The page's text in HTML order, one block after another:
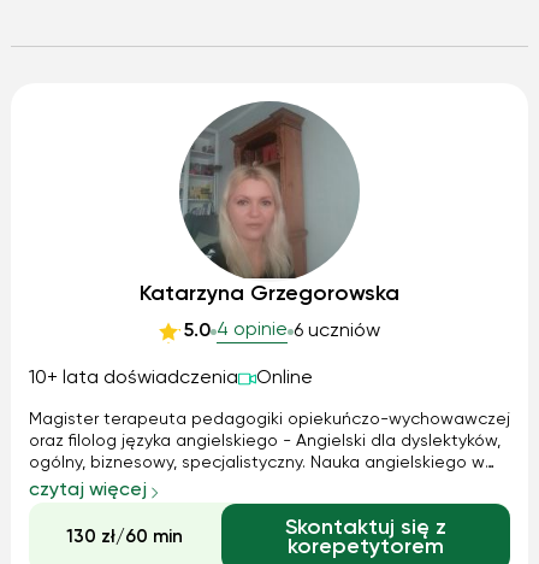
Katarzyna Grzegorowska
5.0 4 opinie 6 uczniów
10+ lata doświadczenia Online
Magister terapeuta pedagogiki opiekuńczo-wychowawczej
oraz filolog języka angielskiego - Angielski dla dyslektyków,
ogólny, biznesowy, specjalistyczny. Nauka angielskiego w
szkole podstawowej, średniej, wyższej. Przygotowanie do
egzaminów ósmoklasisty, matury, egzaminów
międzynarodowych, rozmów kwalifikacyjnych, konsultacje
dla rodziców dzieci dyslektycznych.
czytaj więcej
130 zł/60 min
Skontaktuj się z
korepetytorem